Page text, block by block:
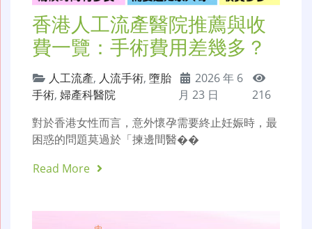
香港人工流產醫院推薦與收
費一覽：手術費用差幾多？
人工流產, 人流手術, 墮胎
手術, 婦產科醫院
2026 年 6
月 23 日
216
對於香港女性而言，意外懷孕需要終止妊娠時，最
困惑的問題莫過於「揀邊間醫��
Read More